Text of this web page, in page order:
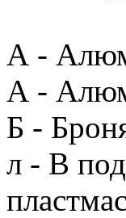
А -
А -
Б -
л - В